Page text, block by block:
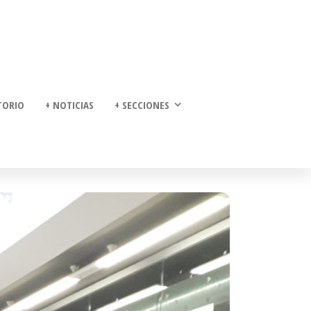
+ NOTICIAS + SECCIONES